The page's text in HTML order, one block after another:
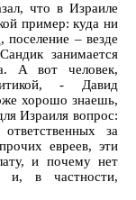
что в Израиле
пример: куда ни
– везде
занимается
А вот человек,
- Давид
хорошо знаешь,
Израиля вопрос:
за
евреев, эти
и почему нет
и, в частности,